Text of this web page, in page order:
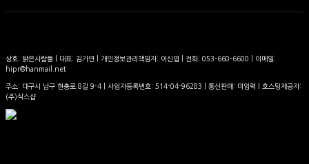
상호: 밝은사람들 | 대표: 김가연 | 개인정보관리책임자: 이신엽 | 전화: 053-660-6600 | 이메일:
hipr@hanmail.net
주소: 대구시 남구 현충로 8길 9-4 | 사업자등록번호: 514-04-96283 | 통신판매: 미입력 | 호스팅제공자:
(주)식스샵